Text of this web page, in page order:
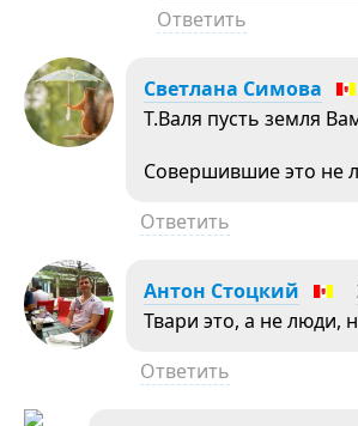
Ответить
Светлана Симова
Т.Валя пусть земля
Совершившие это не
Ответить
Антон Стоцкий
Твари это, а не люди,
Ответить